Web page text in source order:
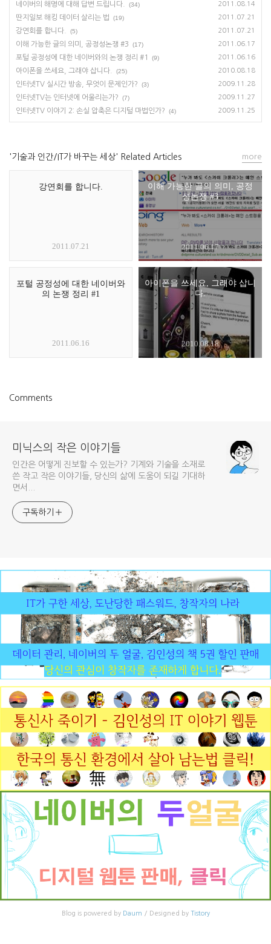
네이버의 해명에 대해 답변 드립니다. (34) 2011.08.14
딴지일보 해킹 데이터 살리는 법 (19) 2011.07.21
강연회를 합니다. (5) 2011.07.21
이해 가능한 글의 의미, 공정성논쟁 #3 (17) 2011.06.17
포털 공정성에 대한 네이버와의 논쟁 정리 #1 (9) 2011.06.16
아이폰을 쓰세요, 그래야 삽니다. (25) 2010.08.18
인터넷TV 실시간 방송, 무엇이 문제인가? (3) 2009.11.28
인터넷TV는 인터넷에 어울리는가? (7) 2009.11.27
인터넷TV 이야기 2: 손실 압축은 디지털 마법인가? (4) 2009.11.25
'기술과 인간/IT가 바꾸는 세상' Related Articles
강연회를 합니다.
2011.07.21
이해 가능한 글의 의미, 공정
성논쟁 #3
2011.06.17
포털 공정성에 대한 네이버와
의 논쟁 정리 #1
2011.06.16
아이폰을 쓰세요, 그래야 삽니
다.
2010.08.18
more
Comments
미닉스의 작은 이야기들
인간은 어떻게 진보할 수 있는가? 기계와 기술을 소재로
쓴 작고 작은 이야기들, 당신의 삶에 도움이 되길 기대하
면서...
구독하기
Blog is powered by Daum / Designed by Tistory